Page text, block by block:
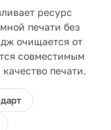
ресурс
печати без
очищается от
совместимым
печати.